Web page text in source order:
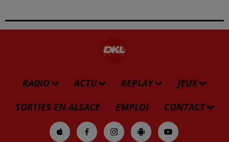
RADIO ACTU REPLAY
JEUX
SORTIES EN ALSACE
EMPLOI CONTACT